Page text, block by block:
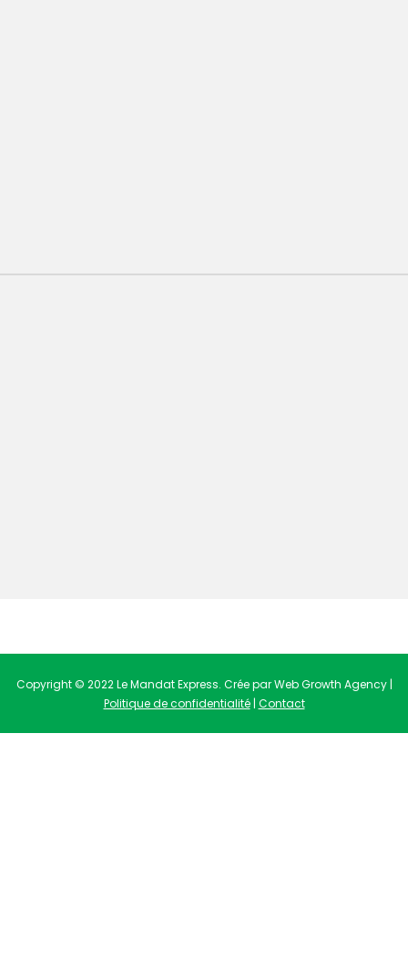
Copyright © 2022 Le Mandat Express. Crée par Web Growth Agency |
Politique de confidentialité| Contact